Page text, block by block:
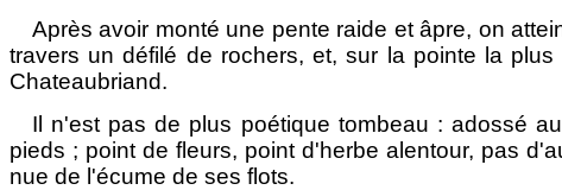
Après avoir monté une pente raide et âpre, on
travers un défilé de rochers, et, sur la pointe la
Chateaubriand.
Il n'est pas de plus poétique tombeau : adossé
pieds ; point de fleurs, point d'herbe alentour, pas
nue de l'écume de ses flots.